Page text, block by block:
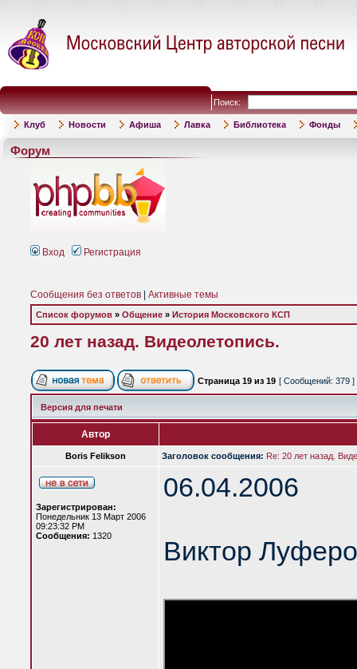
Поиск:
Клуб Новости Афиша Лавка Библиотека Фонды
Форум
Вход Регистрация
Сообщения без ответов Активные темы
Список форумов » Общение » История Московского КСП
20 лет назад. Видеолетопись.
Страница 19 из 19 [ Сообщений: 379 ]
Версия для печати
Автор
Boris Felikson Заголовок сообщения: Re: 20 лет назад.
Зарегистрирован:
Понедельник 13 Март 2006
09:23:32 PM
Сообщения: 1320
06.04.2006
Виктор